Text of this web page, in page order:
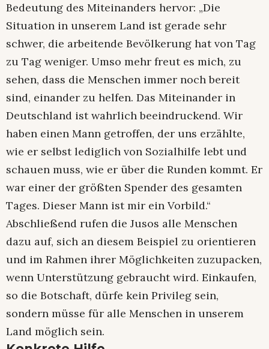
Bedeutung des Miteinanders hervor: „Die
Situation in unserem Land ist gerade sehr
schwer, die arbeitende Bevölkerung hat von Tag
zu Tag weniger. Umso mehr freut es mich, zu
sehen, dass die Menschen immer noch bereit
sind, einander zu helfen. Das Miteinander in
Deutschland ist wahrlich beeindruckend. Wir
haben einen Mann getroffen, der uns erzählte,
wie er selbst lediglich von Sozialhilfe lebt und
schauen muss, wie er über die Runden kommt. Er
war einer der größten Spender des gesamten
Tages. Dieser Mann ist mir ein Vorbild.“
Abschließend rufen die Jusos alle Menschen
dazu auf, sich an diesem Beispiel zu orientieren
und im Rahmen ihrer Möglichkeiten zuzupacken,
wenn Unterstützung gebraucht wird. Einkaufen,
so die Botschaft, dürfe kein Privileg sein,
sondern müsse für alle Menschen in unserem
Land möglich sein.